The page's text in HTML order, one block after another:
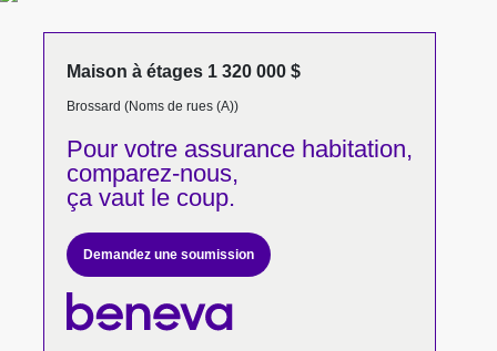
Maison à étages 1 320 000 $
Brossard (Noms de rues (A))
Pour votreassurance habitation,
comparez-nous,
ça vaut le coup.
Demandez une soumission